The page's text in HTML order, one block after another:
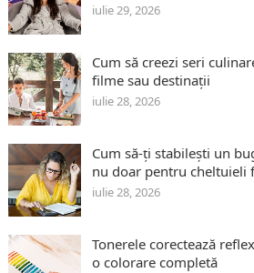
iulie 29, 2026
Cum să creezi seri
filme sau destinații
iulie 28, 2026
Cum să-ți stabilești un
nu doar pentru cheltuieli
iulie 28, 2026
Tonerele corectează
o colorare completă